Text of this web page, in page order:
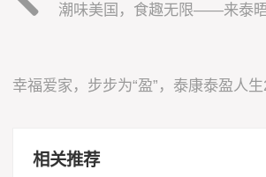
相关推荐